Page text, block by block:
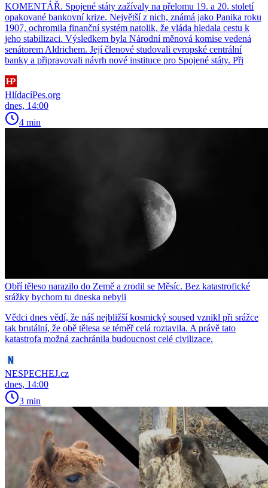
KOMENTÁŘ. Spojené státy zažívaly na přelomu 19. a 20. století
opakované bankovní krize. Největší z nich, známá jako Panika roku
1907, ochromila finanční systém natolik, že vláda hledala cestu k
jeho stabilizaci. Výsledkem byla Národní měnová komise vedená
senátorem Aldrichem. Její členové studovali evropské centrální
banky a připravovali návrh nové instituce pro Spojené státy. Při
HlídacíPes.org
dnes, 14:00
4 min
Obří těleso narazilo do Země a zrodil se Měsíc. Bez katastrofické
srážky bychom tu dneska nebyli
Vědci dnes vědí, že náš nejbližší kosmický soused vznikl při srážce
tak brutální, že obě tělesa se téměř celá roztavila. A právě tato
katastrofa možná zachránila budoucnost celé civilizace.
NESPECHEJ.cz
dnes, 14:00
3 min